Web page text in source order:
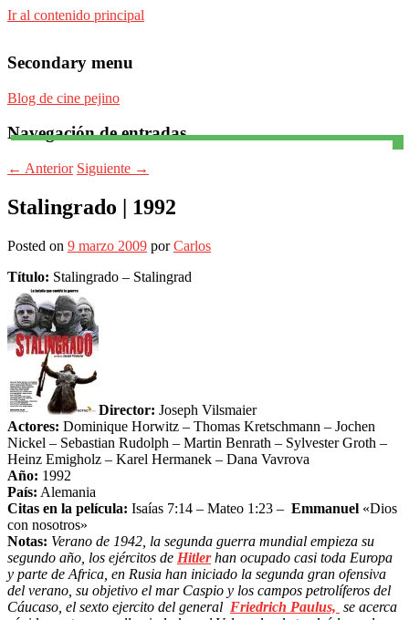
Ir al contenido principal
Secondary menu
Blog de cine pejino
Blog de cine pejino
Para todos los públicos
Navegación de entradas
← Anterior Siguiente →
Stalingrado | 1992
Posted on 9 marzo 2009 porCarlos
Título: Stalingrado – Stalingrad
Director: Joseph Vilsmaier
Actores: Dominique Horwitz – Thomas Kretschmann – Jochen
Nickel – Sebastian Rudolph – Martin Benrath – Sylvester Groth –
Heinz Emigholz – Karel Hermanek – Dana Vavrova
Año: 1992
País: Alemania
Citas en la película: Isaías 7:14 – Mateo 1:23 – Emmanuel «Dios
con nosotros»
Notas: Verano de 1942, la segunda guerra mundial empieza su
segundo año, los ejércitos de Hitlerhan ocupado casi toda Europa
y parte de Africa, en Rusia han iniciado la segunda gran ofensiva
del verano, su objetivo el mar Caspio y los campos petrolíferos del
Cáucaso, el sexto ejercito del general Friedrich Paulus, se acerca